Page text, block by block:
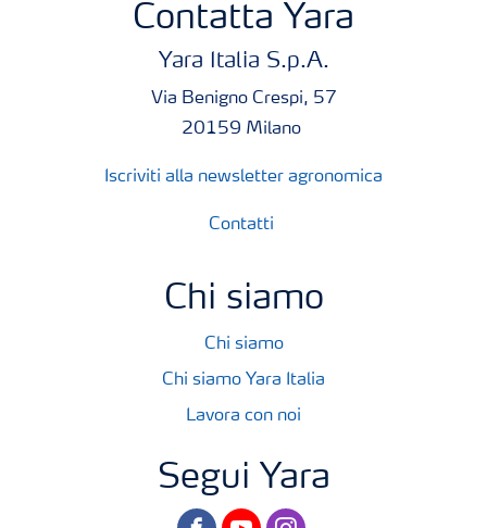
Contatta Yara
Yara Italia S.p.A.
Via Benigno Crespi, 57
20159 Milano
Iscriviti alla newsletter agronomica
Contatti
Chi siamo
Chi siamo
Chi siamo Yara Italia
Lavora con noi
Segui Yara
facebookyoutubeinstagram